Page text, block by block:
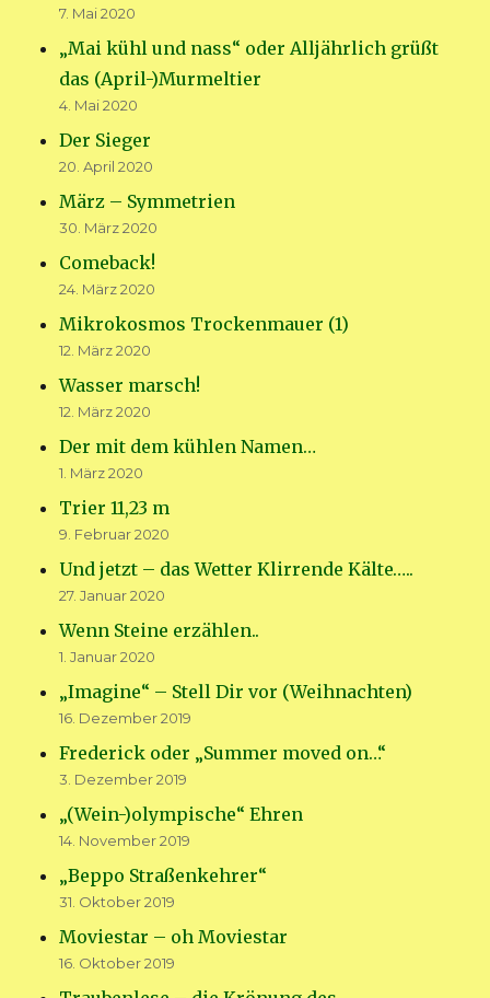
7. Mai 2020
„Mai kühl und nass“ oder Alljährlich grüßt
das (April-)Murmeltier
4. Mai 2020
Der Sieger
20. April 2020
März – Symmetrien
30. März 2020
Comeback!
24. März 2020
Mikrokosmos Trockenmauer (1)
12. März 2020
Wasser marsch!
12. März 2020
Der mit dem kühlen Namen…
1. März 2020
Trier 11,23 m
9. Februar 2020
Und jetzt – das Wetter Klirrende Kälte…..
27. Januar 2020
Wenn Steine erzählen..
1. Januar 2020
„Imagine“ – Stell Dir vor (Weihnachten)
16. Dezember 2019
Frederick oder „Summer moved on…“
3. Dezember 2019
„(Wein-)olympische“ Ehren
14. November 2019
„Beppo Straßenkehrer“
31. Oktober 2019
Moviestar – oh Moviestar
16. Oktober 2019